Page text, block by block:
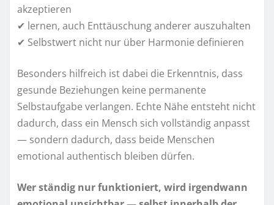
akzeptieren
✔ lernen, auch Enttäuschung anderer auszuhalten
✔ Selbstwert nicht nur über Harmonie definieren
Besonders hilfreich ist dabei die Erkenntnis, dass
gesunde Beziehungen keine permanente
Selbstaufgabe verlangen. Echte Nähe entsteht nicht
dadurch, dass ein Mensch sich vollständig anpasst
— sondern dadurch, dass beide Menschen
emotional authentisch bleiben dürfen.
Wer ständig nur funktioniert, wird irgendwann